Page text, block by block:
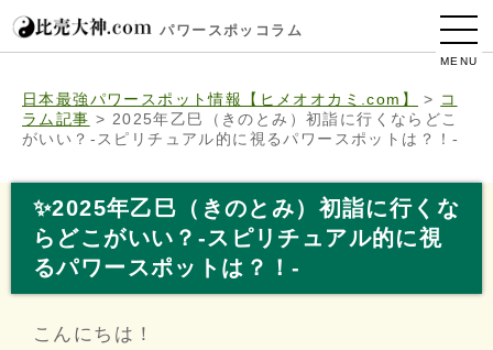
パワースポッコラム
MENU
日本最強パワースポット情報【ヒメオオカミ.com】 > コ
ラム記事 > 2025年乙巳（きのとみ）初詣に行くならどこ
がいい？-スピリチュアル的に視るパワースポットは？！-
✨2025年乙巳（きのとみ）初詣に行くな
らどこがいい？-スピリチュアル的に視
るパワースポットは？！-
こんにちは！